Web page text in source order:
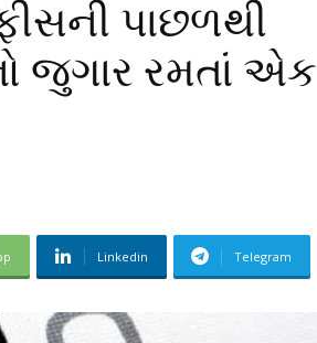
પાછળથી
જુગાર રમતાં એક
Linkedin Telegram